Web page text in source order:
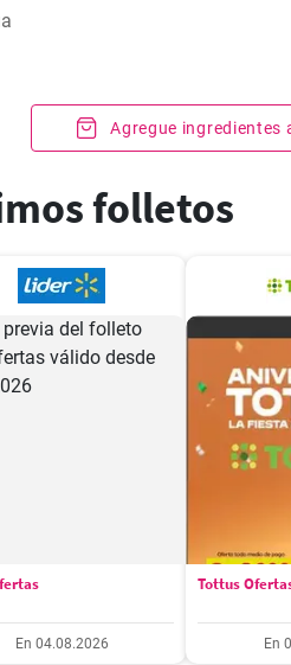
Agregue ingredientes
folletos
En 04.08.2026
Tottus
En